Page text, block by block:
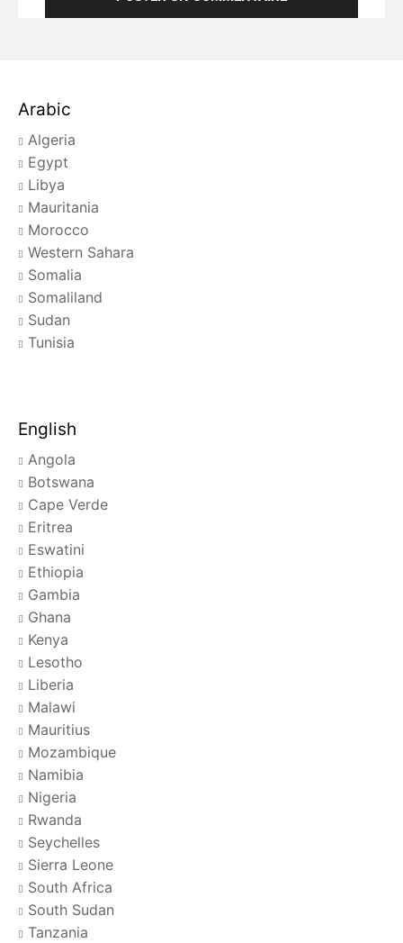
Arabic
Algeria
Egypt
Libya
Mauritania
Morocco
Western Sahara
Somalia
Somaliland
Sudan
Tunisia
English
Angola
Botswana
Cape Verde
Eritrea
Eswatini
Ethiopia
Gambia
Ghana
Kenya
Lesotho
Liberia
Malawi
Mauritius
Mozambique
Namibia
Nigeria
Rwanda
Seychelles
Sierra Leone
South Africa
South Sudan
Tanzania